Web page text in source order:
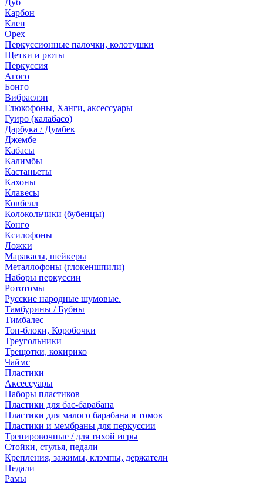
Дуб
Карбон
Клен
Орех
Перкуссионные палочки, колотушки
Щетки и рюты
Перкуссия
Агого
Бонго
Вибраслэп
Глюкофоны, Ханги, аксессуары
Гуиро (калабасо)
Дарбука / Думбек
Джембе
Кабасы
Калимбы
Кастаньеты
Кахоны
Клавесы
Ковбелл
Колокольчики (бубенцы)
Конго
Ксилофоны
Ложки
Маракасы, шейкеры
Металлофоны (глокеншпили)
Наборы перкуссии
Рототомы
Русские народные шумовые.
Тамбурины / Бубны
Тимбалес
Тон-блоки, Коробочки
Треугольники
Трещотки, кокирико
Чаймс
Пластики
Аксессуары
Наборы пластиков
Пластики для бас-барабана
Пластики для малого барабана и томов
Пластики и мембраны для перкуссии
Тренировочные / для тихой игры
Стойки, стулья, педали
Крепления, зажимы, клэмпы, держатели
Педали
Рамы